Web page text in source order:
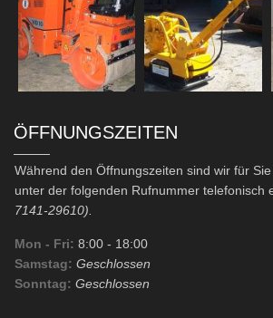
ÖFFNUNGSZEITEN
Während den Öffnungszeiten sind wir für
unter der folgenden Rufnummer telefonisch
7141-29610).
Mon - Fri: 8:00 - 18:00
Samstag: Geschlossen
Sonntag: Geschlossen